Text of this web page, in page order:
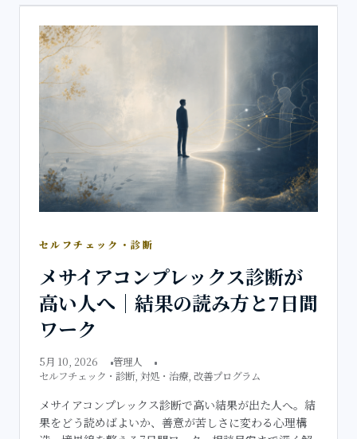
セルフチェック・診断
メサイアコンプレックス診断が
高い人へ｜結果の読み方と7日間
ワーク
5月 10, 2026
管理人
セルフチェック・診断, 対処・治療, 改善プログラム
メサイアコンプレックス診断で高い結果が出た人へ。結
果をどう読めばよいか、善意が苦しさに変わる心理構